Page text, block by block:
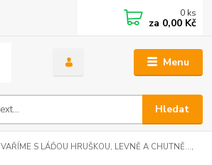
Menu
Hledat
0 ks
za 0,00 Kč
VAŘÍME S LÁĎOU HRUŠKOU, LEVNĚ A CHUTNĚ...,